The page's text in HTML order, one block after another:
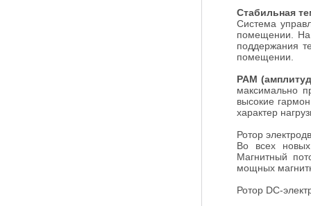
Стабильная
Система
помещении. На
поддержания
помещении.
PAM
максимально
высокие
характер
Ротор
Во всех новых
Магнитный
мощных
Ротор DC-